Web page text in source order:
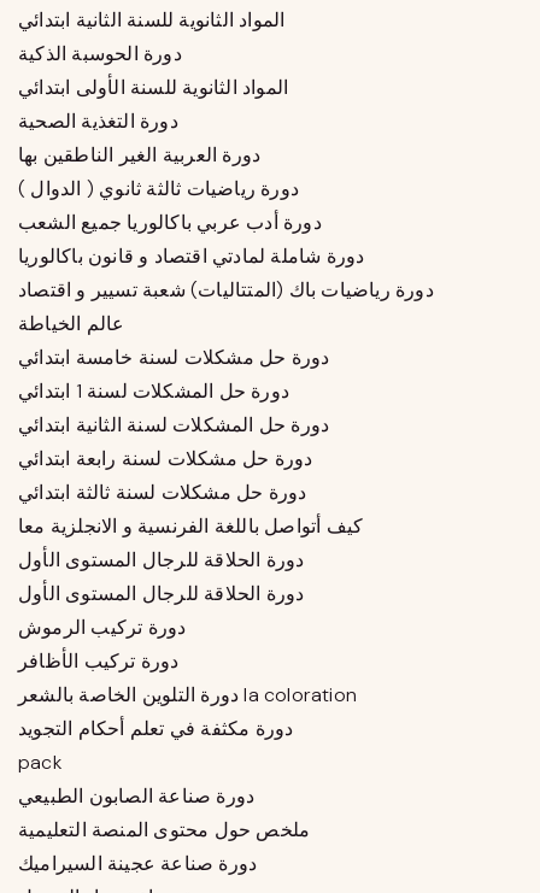
المواد الثانوية للسنة الثانية ابتدائي
دورة الحوسبة الذكية
المواد الثانوية للسنة الأولى ابتدائي
دورة التغذية الصحية
دورة العربية الغير الناطقين بها
دورة رياضيات ثالثة ثانوي ( الدوال )
دورة أدب عربي باكالوريا جميع الشعب
دورة شاملة لمادتي اقتصاد و قانون باكالوريا
دورة رياضيات باك (المتتاليات) شعبة تسيير و اقتصاد
عالم الخياطة
دورة حل مشكلات لسنة خامسة ابتدائي
دورة حل المشكلات لسنة 1 ابتدائي
دورة حل المشكلات لسنة الثانية ابتدائي
دورة حل مشكلات لسنة رابعة ابتدائي
دورة حل مشكلات لسنة ثالثة ابتدائي
كيف أتواصل باللغة الفرنسية و الانجلزية معا
دورة الحلاقة للرجال المستوى الأول
دورة الحلاقة للرجال المستوى الأول
دورة تركيب الرموش
دورة تركيب الأظافر
دورة التلوين الخاصة بالشعر la coloration
دورة مكثفة في تعلم أحكام التجويد
pack
دورة صناعة الصابون الطبيعي
ملخص حول محتوى المنصة التعليمية
دورة صناعة عجينة السيراميك